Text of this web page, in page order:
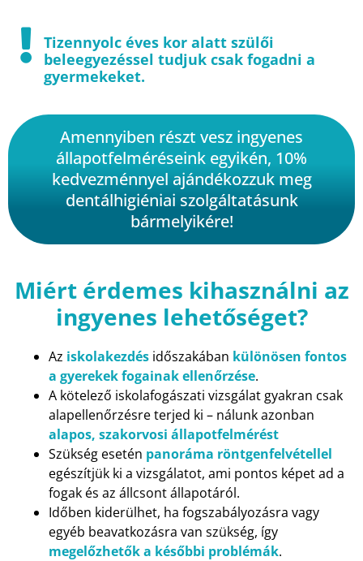
Tizennyolc éves kor alatt szülői
beleegyezéssel tudjuk csak fogadni a
gyermekeket.
Amennyiben részt vesz ingyenes
állapotfelméréseink egyikén, 10%
kedvezménnyel ajándékozzuk meg
dentálhigiéniai szolgáltatásunk
bármelyikére!
Miért érdemes kihasználni az
ingyenes lehetőséget?
Az iskolakezdés időszakában különösen fontos
a gyerekek fogainak ellenőrzése.
A kötelező iskolafogászati vizsgálat gyakran csak
alapellenőrzésre terjed ki – nálunk azonban
alapos, szakorvosi állapotfelmérést
Szükség esetén panoráma röntgenfelvétellel
egészítjük ki a vizsgálatot, ami pontos képet ad a
fogak és az állcsont állapotáról.
Időben kiderülhet, ha fogszabályozásra vagy
egyéb beavatkozásra van szükség, így
megelőzhetők a későbbi problémák.